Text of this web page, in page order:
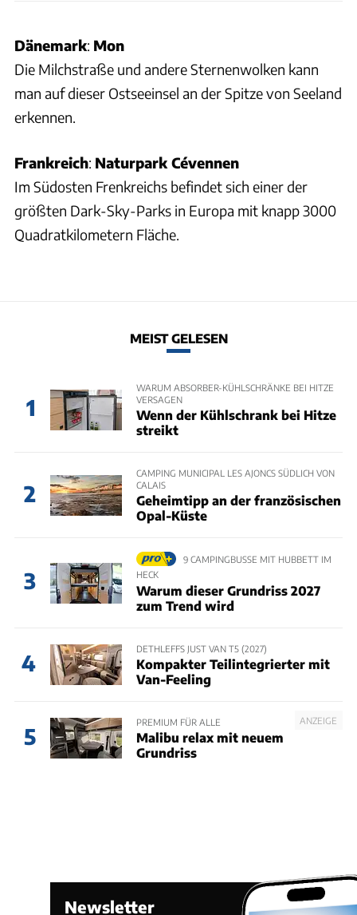
Dänemark: Mon
Die Milchstraße und andere Sternenwolken kann
man auf dieser Ostseeinsel an der Spitze von Seeland
erkennen.
Frankreich: Naturpark Cévennen
Im Südosten Frenkreichs befindet sich einer der
größten Dark-Sky-Parks in Europa mit knapp 3000
Quadratkilometern Fläche.
MEIST GELESEN
1
WARUM ABSORBER-KÜHLSCHRÄNKE BEI HITZE
VERSAGEN
Wenn der Kühlschrank bei Hitze
streikt
2
CAMPING MUNICIPAL LES AJONCS SÜDLICH VON
CALAIS
Geheimtipp an der französischen
Opal-Küste
3
9 CAMPINGBUSSE MIT HUBBETT IM
HECK
Warum dieser Grundriss 2027
zum Trend wird
4
DETHLEFFS JUST VAN T5 (2027)
Kompakter Teilintegrierter mit
Van-Feeling
5
ANZEIGE
PREMIUM FÜR ALLE
Malibu relax mit neuem
Grundriss
Newsletter